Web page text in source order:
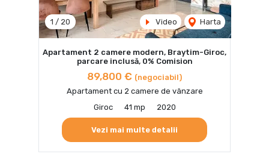
1 / 20 Video Harta
Apartament 2 camere modern, Braytim-Giroc,
parcare inclusă, 0% Comision
89,800 € (negociabil)
Apartament cu 2 camere de vânzare
Giroc
41 mp 2020
Vezi mai multe detalii